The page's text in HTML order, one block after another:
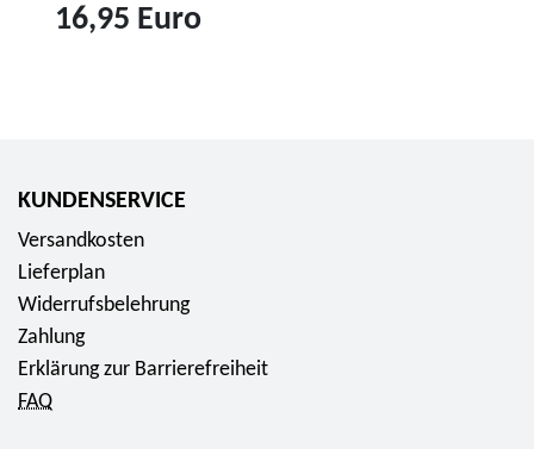
16,95 Euro
r
o
d
u
k
t
5
KUNDENSERVICE
Versandkosten
Lieferplan
Widerrufsbelehrung
Zahlung
Erklärung zur Barrierefreiheit
FAQ